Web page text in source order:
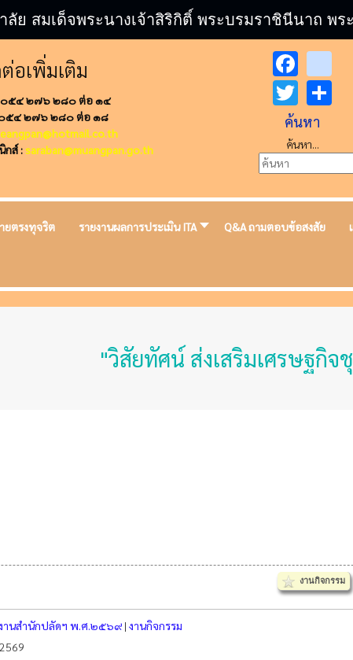
ย สมเด็จพระนางเจ้าสิริกิติ์ พระบรมราชินีนาถ พ
อเพิ่มเติม
๐๕๔ ๒๗๖ ๒๘๐ ต่อ ๑๔
๐๕๔ ๒๗๖ ๒๘๐ ต่อ ๑๘
กส์ : saraban@muangpan.go.th
ค้นหา
ค้นหา...
ยตรงทุจริต รายงานผลการประเมิน ITA Q&A ถามตอบข้อสงสัย
"วิสัยทัศน์ ส่งเสริมเศรษฐกิจชุมช
งานกิจกรรม
านสำนักปลัดฯ พ.ศ.๒๕๖๙| งานกิจกรรม